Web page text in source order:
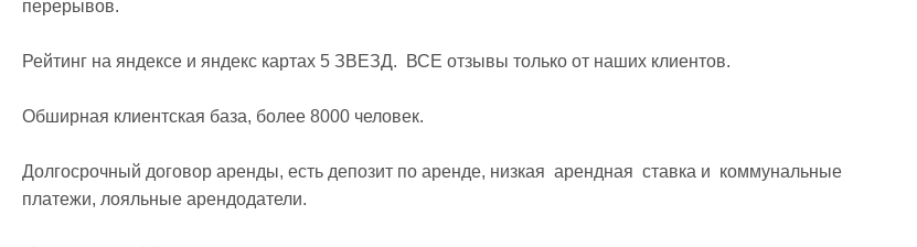
перерывов.
Рейтинг на яндексе и яндекс картах 5 ЗВЕЗД.  ВСЕ отзывы только от наших клиентов.
Обширная клиентская база, более 8000 человек.
Долгосрочный договор аренды, есть депозит по аренде, низкая  арендная  ставка и  коммунальные
платежи, лояльные арендодатели.